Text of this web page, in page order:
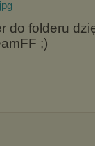
do folderu
;)